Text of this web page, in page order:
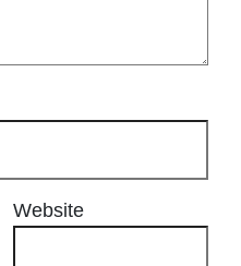
Website